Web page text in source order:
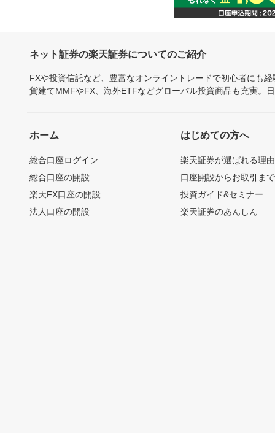
ネット証券の楽天証券についてのご紹介
FXや投資信託など、豊富なオンライントレードで初心者にも
貨建てMMFやFX、海外ETFなどグローバル投資商品も充実。
ホーム
総合口座ログイン
総合口座の開設
楽天FX口座の開設
法人口座の開設
はじめての方へ
楽天証券が選ばれる理由
口座開設からお取引ま
投資ガイド&セミナー
楽天証券のあんしん